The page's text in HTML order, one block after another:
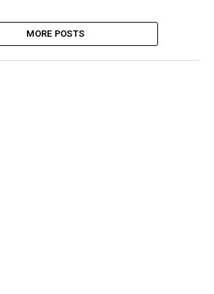
MORE POSTS